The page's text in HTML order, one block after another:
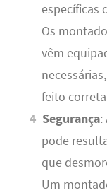
específicas
Os
vêm
feito
Segurança:
pode
que
Um